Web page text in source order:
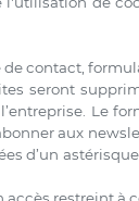
contact,
seront
Le
aux
d’un
restreint à